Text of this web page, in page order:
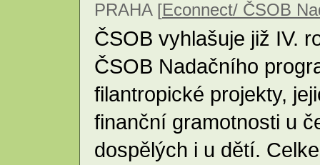
PRAHA [Econnect/ ČSOB
ČSOB vyhlašuje již IV.
ČSOB Nadačního
filantropické projekty,
finanční gramotnosti u
dospělých i u dětí.